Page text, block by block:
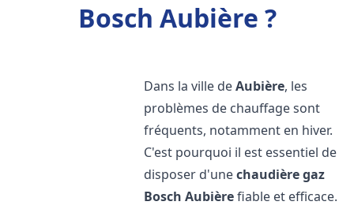
Bosch Aubière ?
Dans la ville deAubière, les
problèmes de chauffage sont
fréquents, notamment en hiver.
C'est pourquoi il est essentiel de
disposer d'unechaudière gaz
Bosch Aubièrefiable et efficace.